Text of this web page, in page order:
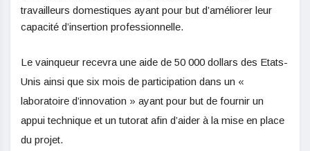
travailleurs domestiques ayant pour but d’améliorer leur
capacité d’insertion professionnelle.
Le vainqueur recevra une aide de 50 000 dollars des Etats-
Unis ainsi que six mois de participation dans un «
laboratoire d’innovation » ayant pour but de fournir un
appui technique et un tutorat afin d’aider à la mise en place
du projet.